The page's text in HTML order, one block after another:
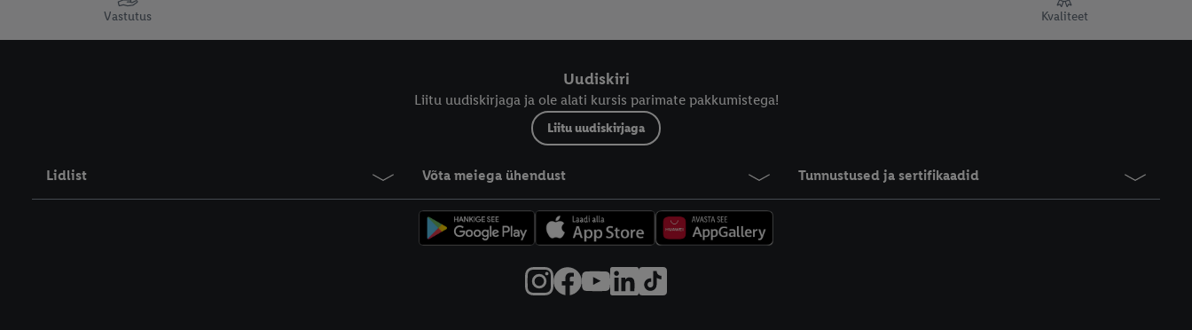
Vastutus Kvaliteet
Uudiskiri
Liitu uudiskirjaga ja ole alati kursis parimate pakkumistega!
Liitu uudiskirjaga
Lidlist Võta meiega ühendust Tunnustused ja sertifikaadid